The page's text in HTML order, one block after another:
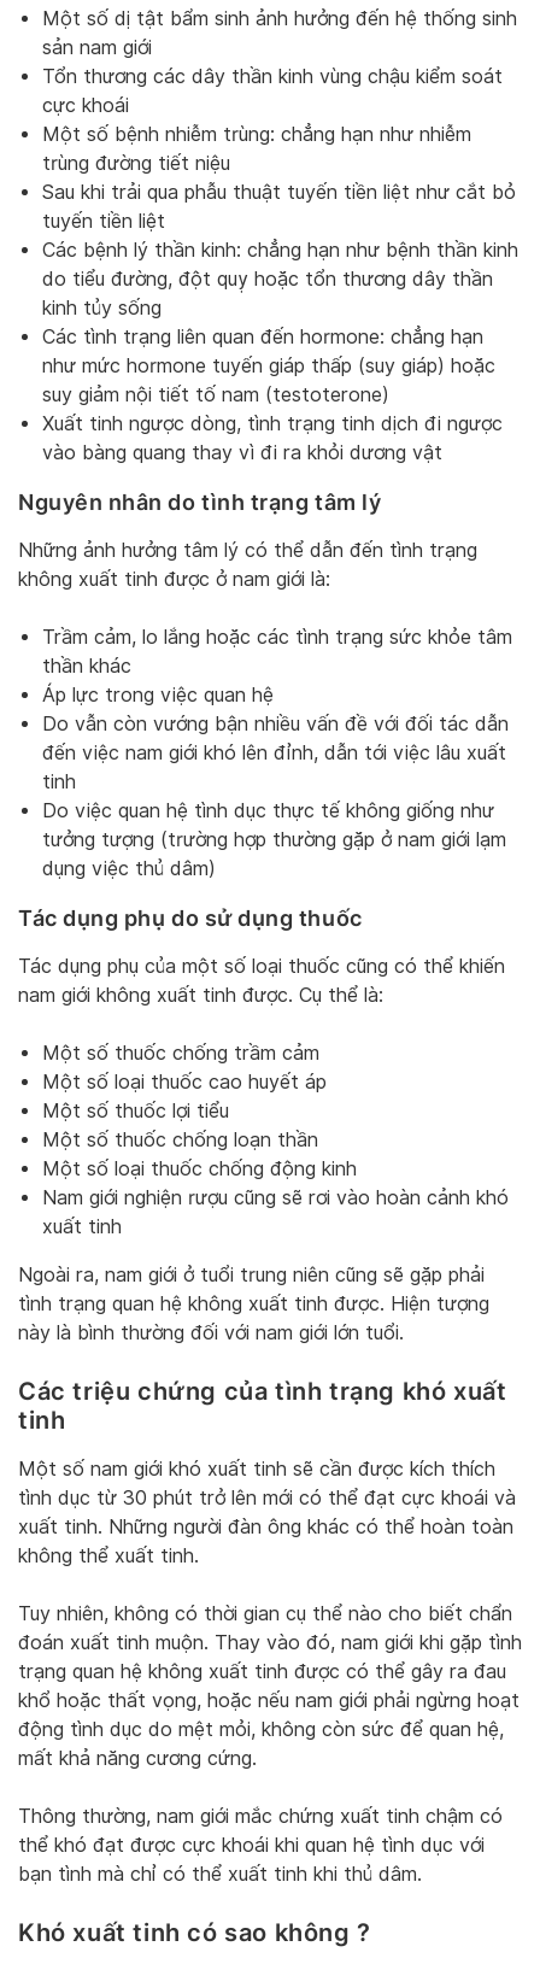
Một số dị tật bẩm sinh ảnh hưởng đến hệ thống sinh
sản nam giới
Tổn thương các dây thần kinh vùng chậu kiểm soát
cực khoái
Một số bệnh nhiễm trùng: chẳng hạn như nhiễm
trùng đường tiết niệu
Sau khi trải qua phẫu thuật tuyến tiền liệt như cắt bỏ
tuyến tiền liệt
Các bệnh lý thần kinh: chẳng hạn như bệnh thần kinh
do tiểu đường, đột quỵ hoặc tổn thương dây thần
kinh tủy sống
Các tình trạng liên quan đến hormone: chẳng hạn
như mức hormone tuyến giáp thấp (suy giáp) hoặc
suy giảm nội tiết tố nam (testoterone)
Xuất tinh ngược dòng, tình trạng tinh dịch đi ngược
vào bàng quang thay vì đi ra khỏi dương vật
Nguyên nhân do tình trạng tâm lý
Những ảnh hưởng tâm lý có thể dẫn đến tình trạng
không xuất tinh được ở nam giới là:
Trầm cảm, lo lắng hoặc các tình trạng sức khỏe tâm
thần khác
Áp lực trong việc quan hệ
Do vẫn còn vướng bận nhiều vấn đề với đối tác dẫn
đến việc nam giới khó lên đỉnh, dẫn tới việc lâu xuất
tinh
Do việc quan hệ tình dục thực tế không giống như
tưởng tượng (trường hợp thường gặp ở nam giới lạm
dụng việc thủ dâm)
Tác dụng phụ do sử dụng thuốc
Tác dụng phụ của một số loại thuốc cũng có thể khiến
nam giới không xuất tinh được. Cụ thể là:
Một số thuốc chống trầm cảm
Một số loại thuốc cao huyết áp
Một số thuốc lợi tiểu
Một số thuốc chống loạn thần
Một số loại thuốc chống động kinh
Nam giới nghiện rượu cũng sẽ rơi vào hoàn cảnh khó
xuất tinh
Ngoài ra, nam giới ở tuổi trung niên cũng sẽ gặp phải
tình trạng quan hệ không xuất tinh được. Hiện tượng
này là bình thường đối với nam giới lớn tuổi.
Các triệu chứng của tình trạng khó xuất
tinh
Một số nam giới khó xuất tinh sẽ cần được kích thích
tình dục từ 30 phút trở lên mới có thể đạt cực khoái và
xuất tinh. Những người đàn ông khác có thể hoàn toàn
không thể xuất tinh.
Tuy nhiên, không có thời gian cụ thể nào cho biết chẩn
đoán xuất tinh muộn. Thay vào đó, nam giới khi gặp tình
trạng quan hệ không xuất tinh được có thể gây ra đau
khổ hoặc thất vọng, hoặc nếu nam giới phải ngừng hoạt
động tình dục do mệt mỏi, không còn sức để quan hệ,
mất khả năng cương cứng.
Thông thường, nam giới mắc chứng xuất tinh chậm có
thể khó đạt được cực khoái khi quan hệ tình dục với
bạn tình mà chỉ có thể xuất tinh khi thủ dâm.
Khó xuất tinh có sao không ?